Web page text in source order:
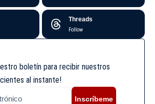
Threads
Follow
boletín para recibir nuestros
al instante!
Inscríbeme